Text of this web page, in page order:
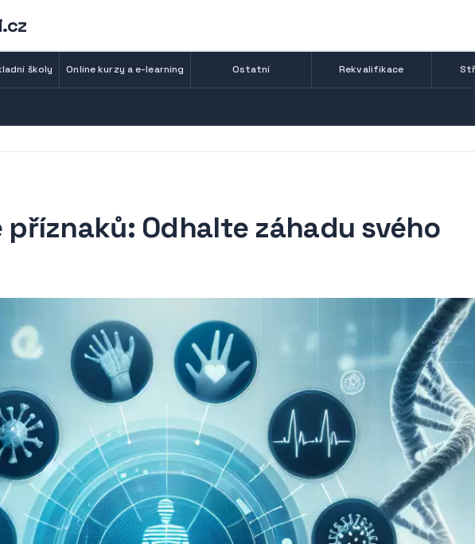
školy Online kurzy a e-learning Ostatní Rekvalifikace
příznaků: Odhalte záhadu svého